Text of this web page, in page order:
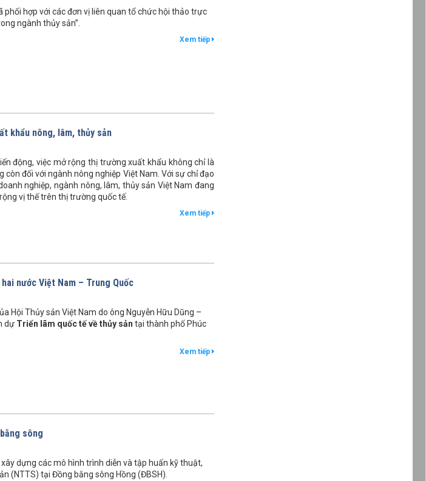
phối hợp với các đơn vị liên quan tổ chức hội thảo trực
ngành thủy sản”.
Xem tiếp
khẩu nông, lâm, thủy sản
động, việc mở rộng thị trường xuất khẩu không chỉ là
đối với ngành nông nghiệp Việt Nam. Với sự chỉ đạo
nghiệp, ngành nông, lâm, thủy sản Việt Nam đang
vị thế trên thị trường quốc tế.
Xem tiếp
nước Việt Nam – Trung Quốc
Hội Thủy sản Việt Nam do ông Nguyễn Hữu Dũng –
dự Triển lãm quốc tế về thủy sản tại thành phố Phúc
Xem tiếp
sông
dựng các mô hình trình diễn và tập huấn kỹ thuật,
(NTTS) tại Đồng bằng sông Hồng (ĐBSH).